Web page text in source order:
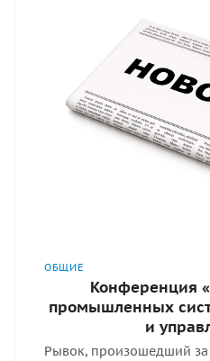
ОБЩИЕ
Конференция
промышленных
и
Рывок, произошедший